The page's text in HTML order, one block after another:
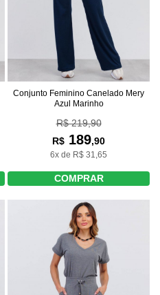
Conjunto Feminino Canelado Mery
Azul Marinho
R$ 219,90
R$ 189,90
6x de R$ 31,65
COMPRAR